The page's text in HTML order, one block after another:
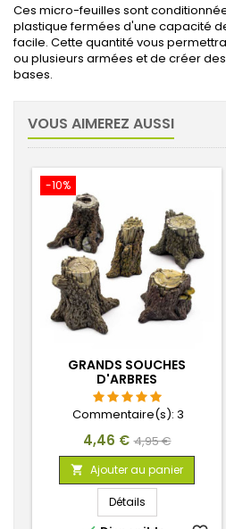
Ces micro-feuilles sont
plastique fermées d'une capacité
facile. Cette quantité vous
ou plusieurs armées et de créer
bases.
VOUS AIMEREZ AUSSI
-10%
GRANDS SOUCHES
D'ARBRES
Commentaire(s): 3
Prix
4,46 € Prix
de
base
4,95 €
 Ajouter au panier
Détails